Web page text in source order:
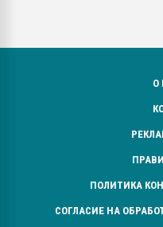
О
ПОЛИТИКА
СОГЛАСИЕ НА